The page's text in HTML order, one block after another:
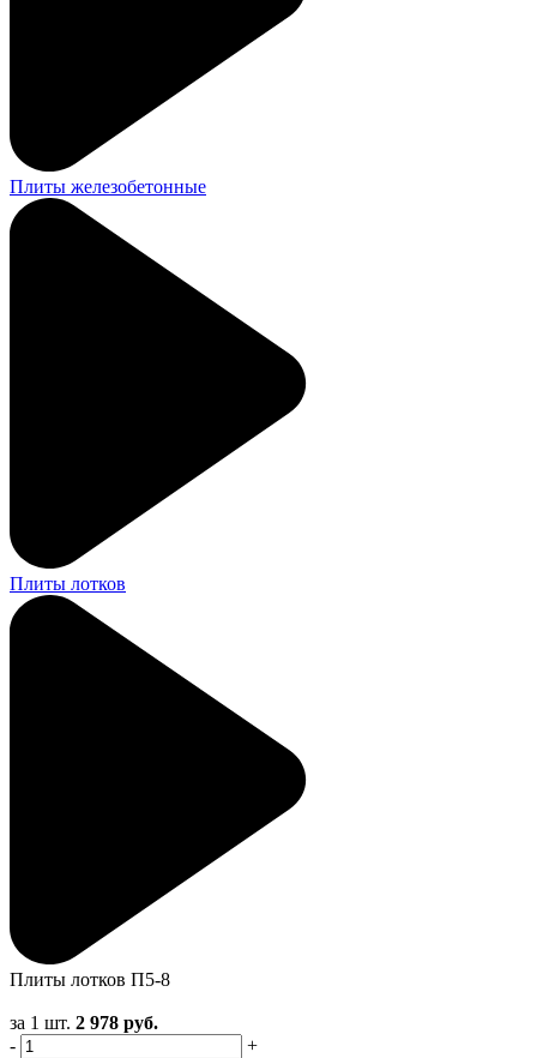
Плиты железобетонные
Плиты лотков
Плиты лотков П5-8
за 1 шт. 2 978 руб.
-
+